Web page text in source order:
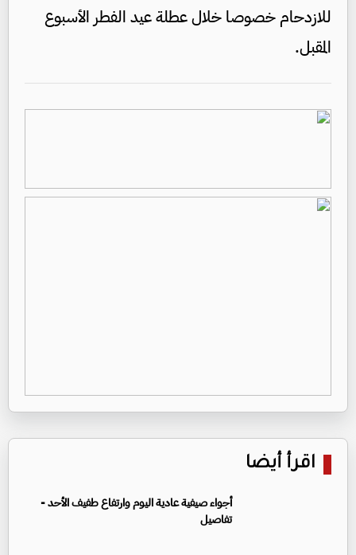
للازدحام خصوصا خلال عطلة عيد الفطر الأسبوع
المقبل.
اقرأ أيضا
أجواء صيفية عادية اليوم وارتفاع طفيف الأحد -
تفاصيل